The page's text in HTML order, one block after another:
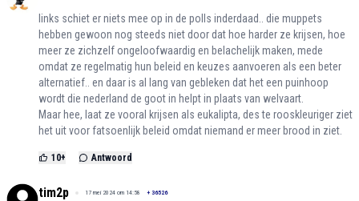
links schiet er niets mee op in de polls inderdaad.. die muppets
hebben gewoon nog steeds niet door dat hoe harder ze krijsen, hoe
meer ze zichzelf ongeloofwaardig en belachelijk maken, mede
omdat ze regelmatig hun beleid en keuzes aanvoeren als een beter
alternatief.. en daar is al lang van gebleken dat het een puinhoop
wordt die nederland de goot in helpt in plaats van welvaart.
Maar hee, laat ze vooral krijsen als eukalipta, des te rooskleuriger ziet
het uit voor fatsoenlijk beleid omdat niemand er meer brood in ziet.
10+ Antwoord
tim2p 17 mei 2024 om 14:58 + 36526